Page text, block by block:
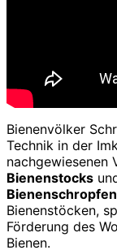
Bienenvölker
Technik in der
nachgewiesenen
Bienenstocks
Bienenschropfen
Bienenstöcken,
Förderung des
Bienen.